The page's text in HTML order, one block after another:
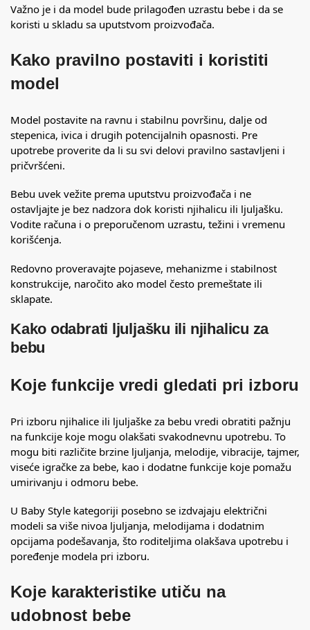
Važno je i da model bude prilagođen uzrastu bebe i da se
koristi u skladu sa uputstvom proizvođača.
Kako pravilno postaviti i koristiti
model
Model postavite na ravnu i stabilnu površinu, dalje od
stepenica, ivica i drugih potencijalnih opasnosti. Pre
upotrebe proverite da li su svi delovi pravilno sastavljeni i
pričvršćeni.
Bebu uvek vežite prema uputstvu proizvođača i ne
ostavljajte je bez nadzora dok koristi njihalicu ili ljuljašku.
Vodite računa i o preporučenom uzrastu, težini i vremenu
korišćenja.
Redovno proveravajte pojaseve, mehanizme i stabilnost
konstrukcije, naročito ako model često premeštate ili
sklapate.
Kako odabrati ljuljašku ili njihalicu za
bebu
Koje funkcije vredi gledati pri izboru
Pri izboru njihalice ili ljuljaške za bebu vredi obratiti pažnju
na funkcije koje mogu olakšati svakodnevnu upotrebu. To
mogu biti različite brzine ljuljanja, melodije, vibracije, tajmer,
viseće igračke za bebe, kao i dodatne funkcije koje pomažu
umirivanju i odmoru bebe.
U Baby Style kategoriji posebno se izdvajaju električni
modeli sa više nivoa ljuljanja, melodijama i dodatnim
opcijama podešavanja, što roditeljima olakšava upotrebu i
poređenje modela pri izboru.
Koje karakteristike utiču na
udobnost bebe